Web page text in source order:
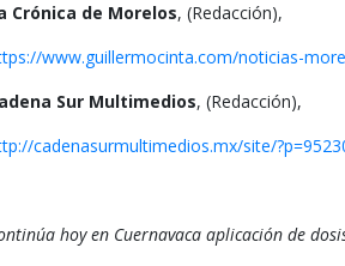
Crónica de Morelos, (Redacción),
www.guillermocinta.com/noticias-
Sur Multimedios, (Redacción),
cadenasurmultimedios.mx/site/
hoy en Cuernavaca aplicación de